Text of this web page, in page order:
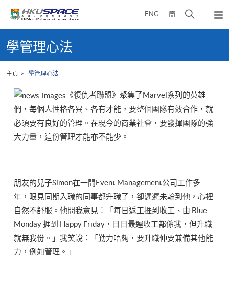
ENG 簡
開
彈
出
單
content
start學管理心法
主頁 學管理心法
《復仇者聯盟》聚集了Marvel系列的英雄
們，每個人性格各異、各有才能，要整個團隊有效合作，就
必須要有良好的管理。在現今的商業社會，要發揮團隊的強
大力量，這份管理才能亦不能少。
朋友的兒子Simon在一間Event Management公司工作多
年，眼見同期入職的同事都升職了，卻遲遲未輪到他，心裡
自然不舒服。他問我意見︰「每日返工捱到收工、由 Blue
Monday 捱到 Happy Friday，日日最遲收工都係我，但升職
就無我份。」我笑說︰「勤力唔夠，要升職仲要兼備其他能
力，例如管理。」